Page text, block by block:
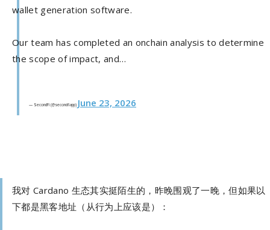
wallet generation software.
Our team has completed an onchain analysis to determine
the scope of impact, and…
— SecondFi (@secondfiapp) June 23, 2026
我对 Cardano 生态其实挺陌生的，昨晚围观了一晚，但如果以
下都是黑客地址（从行为上应该是）：